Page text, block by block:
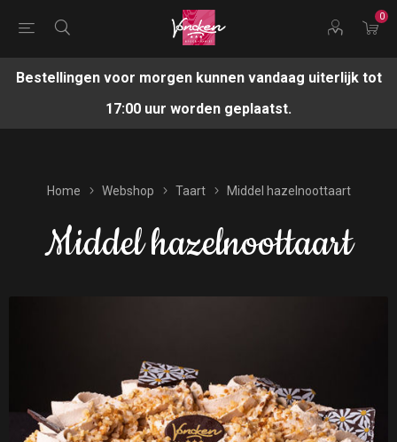
0
Bestellingen voor morgen kunnen vandaag uiterlijk tot
17:00 uur worden geplaatst.
Home Webshop Taart Middel hazelnoottaart
Middel hazelnoottaart